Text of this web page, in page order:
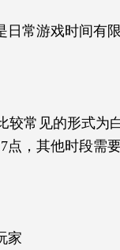
日常游戏时间有
较常见的形式为
点，其他时段需
家